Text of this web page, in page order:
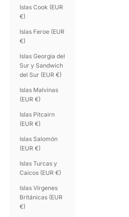
Islas Cook (EUR
€)
Islas Feroe (EUR
€)
Islas Georgia del
Sur y Sandwich
del Sur (EUR €)
Islas Malvinas
(EUR €)
Islas Pitcairn
(EUR €)
Islas Salomón
(EUR €)
Islas Turcas y
Caicos (EUR €)
Islas Vírgenes
Británicas (EUR
€)